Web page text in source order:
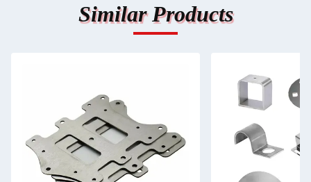
Similar Products